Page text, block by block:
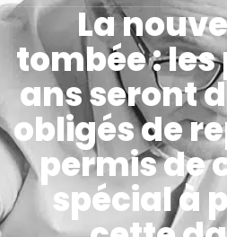
La
tombée : les
ans seront
obligés de
permis de
spécial à